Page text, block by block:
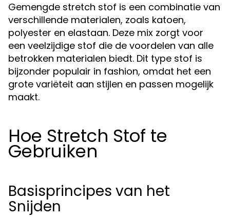
Gemengde stretch stof is een combinatie van
verschillende materialen, zoals katoen,
polyester en elastaan. Deze mix zorgt voor
een veelzijdige stof die de voordelen van alle
betrokken materialen biedt. Dit type stof is
bijzonder populair in fashion, omdat het een
grote variëteit aan stijlen en passen mogelijk
maakt.
Hoe Stretch Stof te
Gebruiken
Basisprincipes van het
Snijden